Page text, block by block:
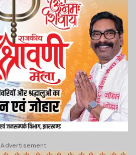
Advertisement